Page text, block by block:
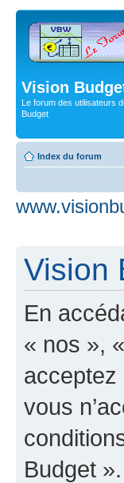
Vision
Le forum des utilisateurs
Budget
Index du forum
Vision
En
« nos »,
acceptez
vous
Budget